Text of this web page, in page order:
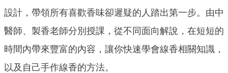
設計，帶領所有喜歡香味卻遲疑的人踏出第一步。由中
醫師、製香老師分別授課，從不同面向解說，在短短的
時間內帶來豐富的內容，讓你快速學會線香相關知識，
以及自己手作線香的方法。